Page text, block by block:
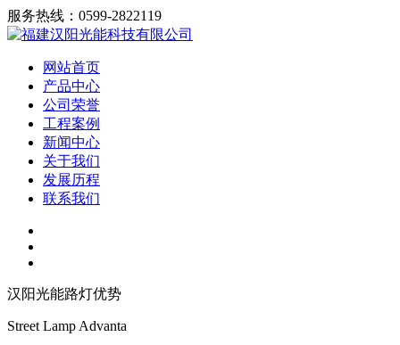
服务热线：0599-2822119
网站首页
产品中心
公司荣誉
工程案例
新闻中心
关于我们
发展历程
联系我们
汉阳光能路灯优势
Street Lamp Advanta